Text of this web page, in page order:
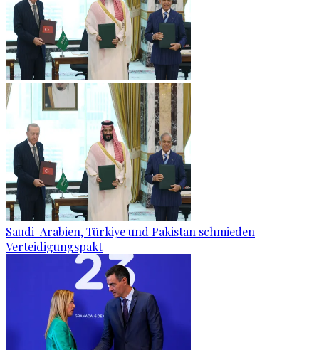
Saudi-Arabien, Türkiye und Pakistan schmieden
Verteidigungspakt